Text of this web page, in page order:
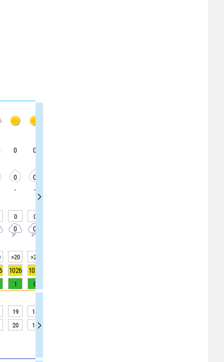
0 0
0 0
- -
0 0
0 0
>20 >20
1026 1026
1 0
19 18
20 18